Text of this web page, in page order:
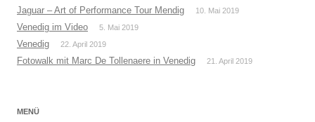
Jaguar – Art of Performance Tour Mendig 10. Mai 2019
Venedig im Video 5. Mai 2019
Venedig 22. April 2019
Fotowalk mit Marc De Tollenaere in Venedig 21. April 2019
MENÜ